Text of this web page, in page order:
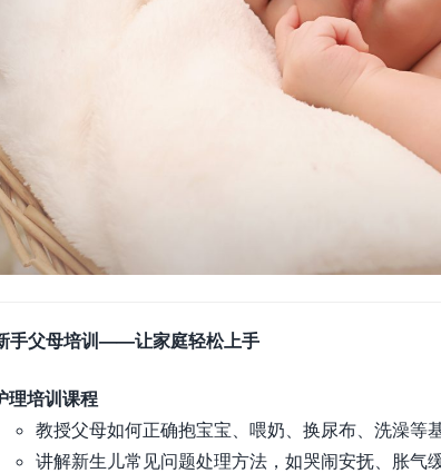
手父母培训——让家庭轻松上手
理培训课程
教授父母如何正确抱宝宝、喂奶、换尿布、洗澡等
讲解新生儿常见问题处理方法，如哭闹安抚、胀气